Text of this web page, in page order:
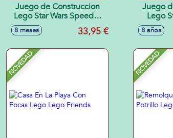
Juego de Construccion
Lego Star Wars Speeder
de Cobb Vanth
8 meses 33,95 €
Juego
Lego
Speeder
8 años
NOVEDAD NOVEDAD